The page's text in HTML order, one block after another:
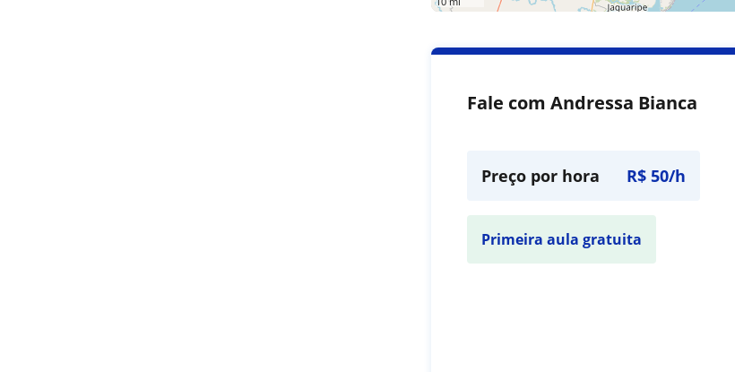
Fale com Andressa Bianca
Preço por hora R$ 50/h
Primeira aula gratuita